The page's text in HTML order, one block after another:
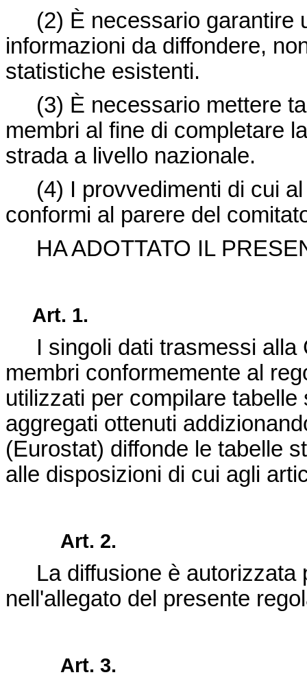
(2) È necessario garantire
informazioni da diffondere,
statistiche esistenti.
(3) È necessario mettere
membri al fine di completare
strada a livello nazionale.
(4) I provvedimenti di cui
conformi al parere del
HA ADOTTATO IL
Art. 1.
I singoli dati trasmessi
membri conformemente al
utilizzati per compilare
aggregati ottenuti
(Eurostat) diffonde le tabelle
alle disposizioni di cui agli
Art. 2.
La diffusione è
nell'allegato del presente
Art. 3.